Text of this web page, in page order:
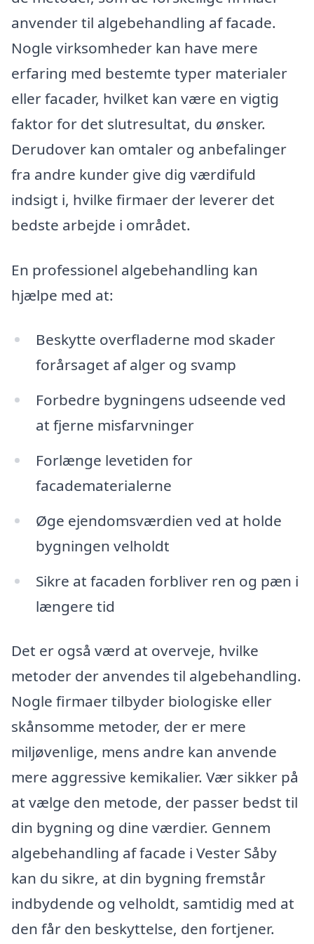
anvender til algebehandling af facade.
Nogle virksomheder kan have mere
erfaring med bestemte typer materialer
eller facader, hvilket kan være en vigtig
faktor for det slutresultat, du ønsker.
Derudover kan omtaler og anbefalinger
fra andre kunder give dig værdifuld
indsigt i, hvilke firmaer der leverer det
bedste arbejde i området.
En professionel algebehandling kan
hjælpe med at:
Beskytte overfladerne mod skader
forårsaget af alger og svamp
Forbedre bygningens udseende ved
at fjerne misfarvninger
Forlænge levetiden for
facadematerialerne
Øge ejendomsværdien ved at holde
bygningen velholdt
Sikre at facaden forbliver ren og pæn i
længere tid
Det er også værd at overveje, hvilke
metoder der anvendes til algebehandling.
Nogle firmaer tilbyder biologiske eller
skånsomme metoder, der er mere
miljøvenlige, mens andre kan anvende
mere aggressive kemikalier. Vær sikker på
at vælge den metode, der passer bedst til
din bygning og dine værdier. Gennem
algebehandling af facade i Vester Såby
kan du sikre, at din bygning fremstår
indbydende og velholdt, samtidig med at
den får den beskyttelse, den fortjener.